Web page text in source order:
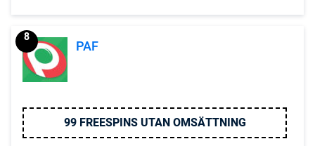
PAF
8
99 FREESPINS UTAN OMSÄTTNING